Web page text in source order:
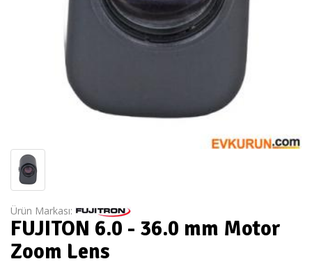
Ürün Markası:
FUJITON 6.0 - 36.0 mm Motor
Zoom Lens